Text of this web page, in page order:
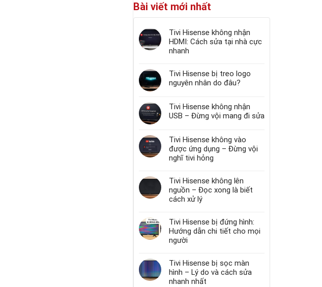
Bài viết mới nhất
Tivi Hisense không nhận
HDMI: Cách sửa tại nhà cực
nhanh
Tivi Hisense bị treo logo
nguyên nhân do đâu?
Tivi Hisense không nhận
USB – Đừng vội mang đi sửa
Tivi Hisense không vào
được ứng dụng – Đừng vội
nghĩ tivi hỏng
Tivi Hisense không lên
nguồn – Đọc xong là biết
cách xử lý
Tivi Hisense bị đứng hình:
Hướng dẫn chi tiết cho mọi
người
Tivi Hisense bị sọc màn
hình – Lý do và cách sửa
nhanh nhất